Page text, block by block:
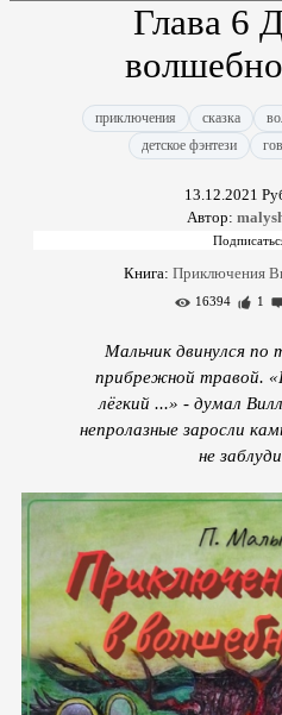
Глава 6
приключения сказка
детское фэнтези
13.12.2021
Автор:
Книга: Приключения
16394 1
Мальчик двинулся по
прибрежной травой.
лёгкий ...» - думал
непролазные заросли
не